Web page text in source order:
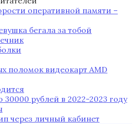
оперативной памяти –
бегала за тобой
поломок видеокарт AMD
рублей в 2022-2023 году
через личный кабинет